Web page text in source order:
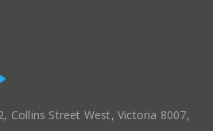
Collins Street West, Victoria 8007,